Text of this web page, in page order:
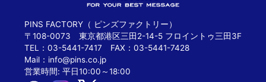
PINS FACTORY（ ピンズファクトリー）
〒108-0073 東京都港区三田2-14-5 フロイントゥ三田3F
TEL：03-5441-7417 FAX：03-5441-7428
Mail： info@pins.co.jp
営業時間: 平日10:00～18:00